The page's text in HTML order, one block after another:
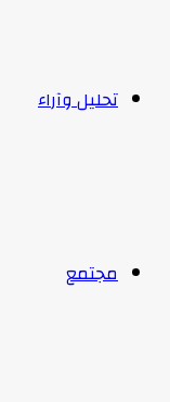
تحليل وآراء
مجتمع